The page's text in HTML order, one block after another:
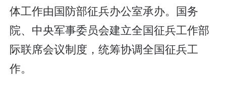
体工作由国防部征兵办公室承办。国务
院、中央军事委员会建立全国征兵工作部
际联席会议制度，统筹协调全国征兵工
作。